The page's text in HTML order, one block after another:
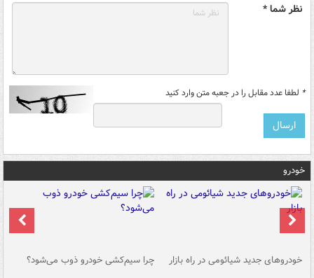
نظر شما *
* لطفا عدد مقابل را در جعبه متن وارد کنید
خودرو
خودروهای جدید شیائومی در راه بازار چرا سیم‌کشی خودرو ذوب می‌شود؟